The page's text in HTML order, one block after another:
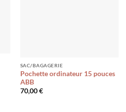
SAC/BAGAGERIE
Pochette ordinateur 15 pouces
ABB
70,00€